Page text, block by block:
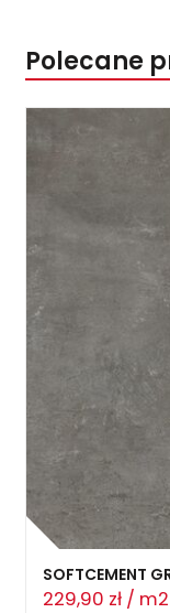
Polecane
SOFTCEMENT
229,90 zł / m2